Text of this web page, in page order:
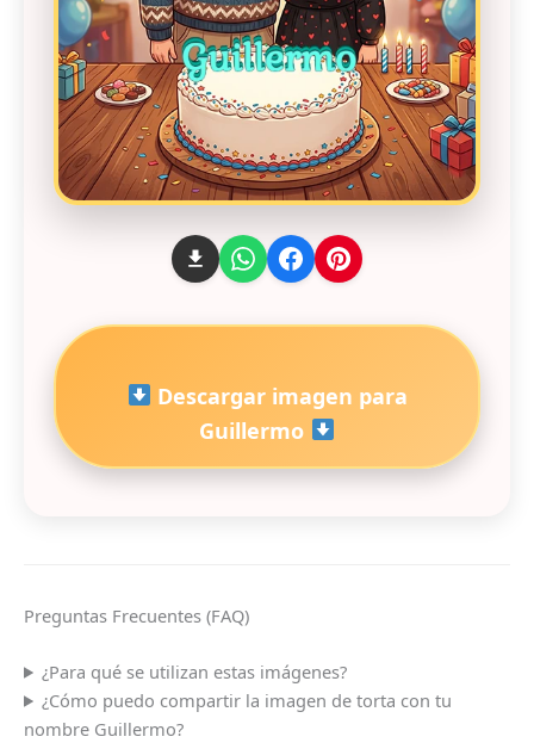
Descargar imagen para
Guillermo
Preguntas Frecuentes (FAQ)
¿Para qué se utilizan estas imágenes?
¿Cómo puedo compartir la imagen de torta con tu
nombre Guillermo?